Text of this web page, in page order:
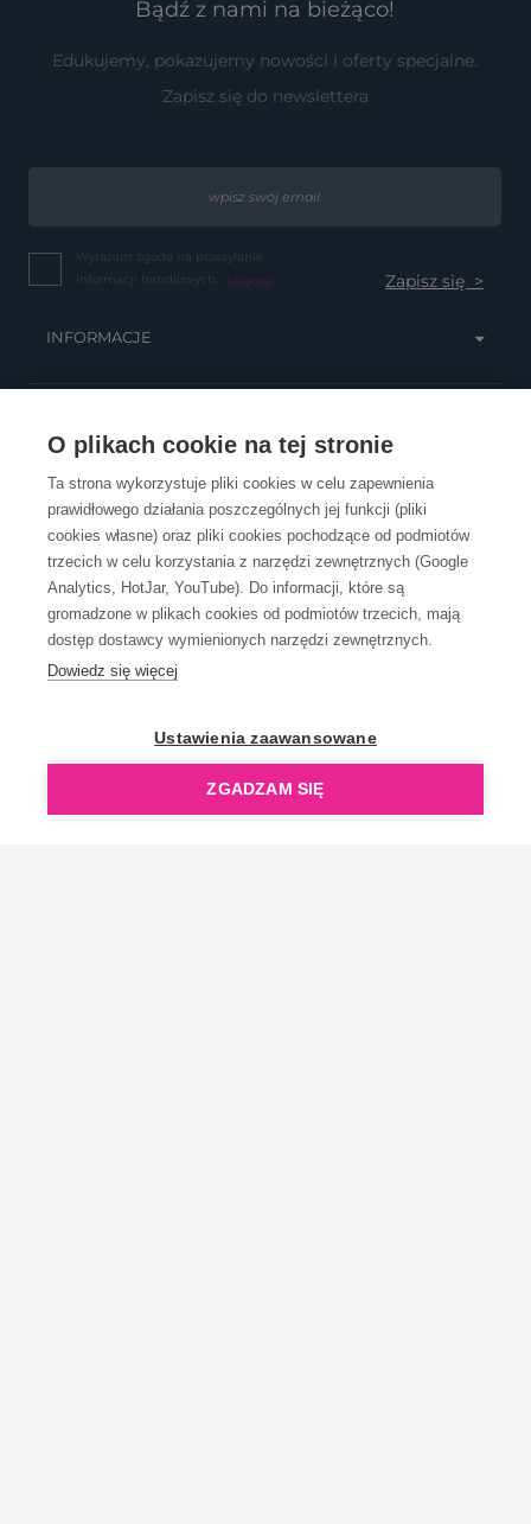
O plikach cookie na tej stronie
Ta strona wykorzystuje pliki cookies w celu zapewnienia
prawidłowego działania poszczególnych jej funkcji (pliki
cookies własne) oraz pliki cookies pochodzące od podmiotów
trzecich w celu korzystania z narzędzi zewnętrznych (Google
Analytics, HotJar, YouTube). Do informacji, które są
gromadzone w plikach cookies od podmiotów trzecich, mają
dostęp dostawcy wymienionych narzędzi zewnętrznych.
Dowiedz się więcej
Ustawienia zaawansowane
ZGADZAM SIĘ
Bądź z nami na bieżąco!
Edukujemy, pokazujemy nowości i oferty specjalne.
Zapisz się do newslettera
Wyrażam zgodę na przesyłanie
informacji handlowych... (więcej)
INFORMACJE
OBSŁUGA KLIENTA
KONTAKT
OpenGift jest częścią ReflectGroup.